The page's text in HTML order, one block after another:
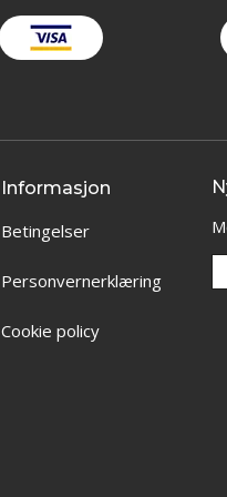
Informasjon
Betingelser
Personvernerklæring
Cookie policy